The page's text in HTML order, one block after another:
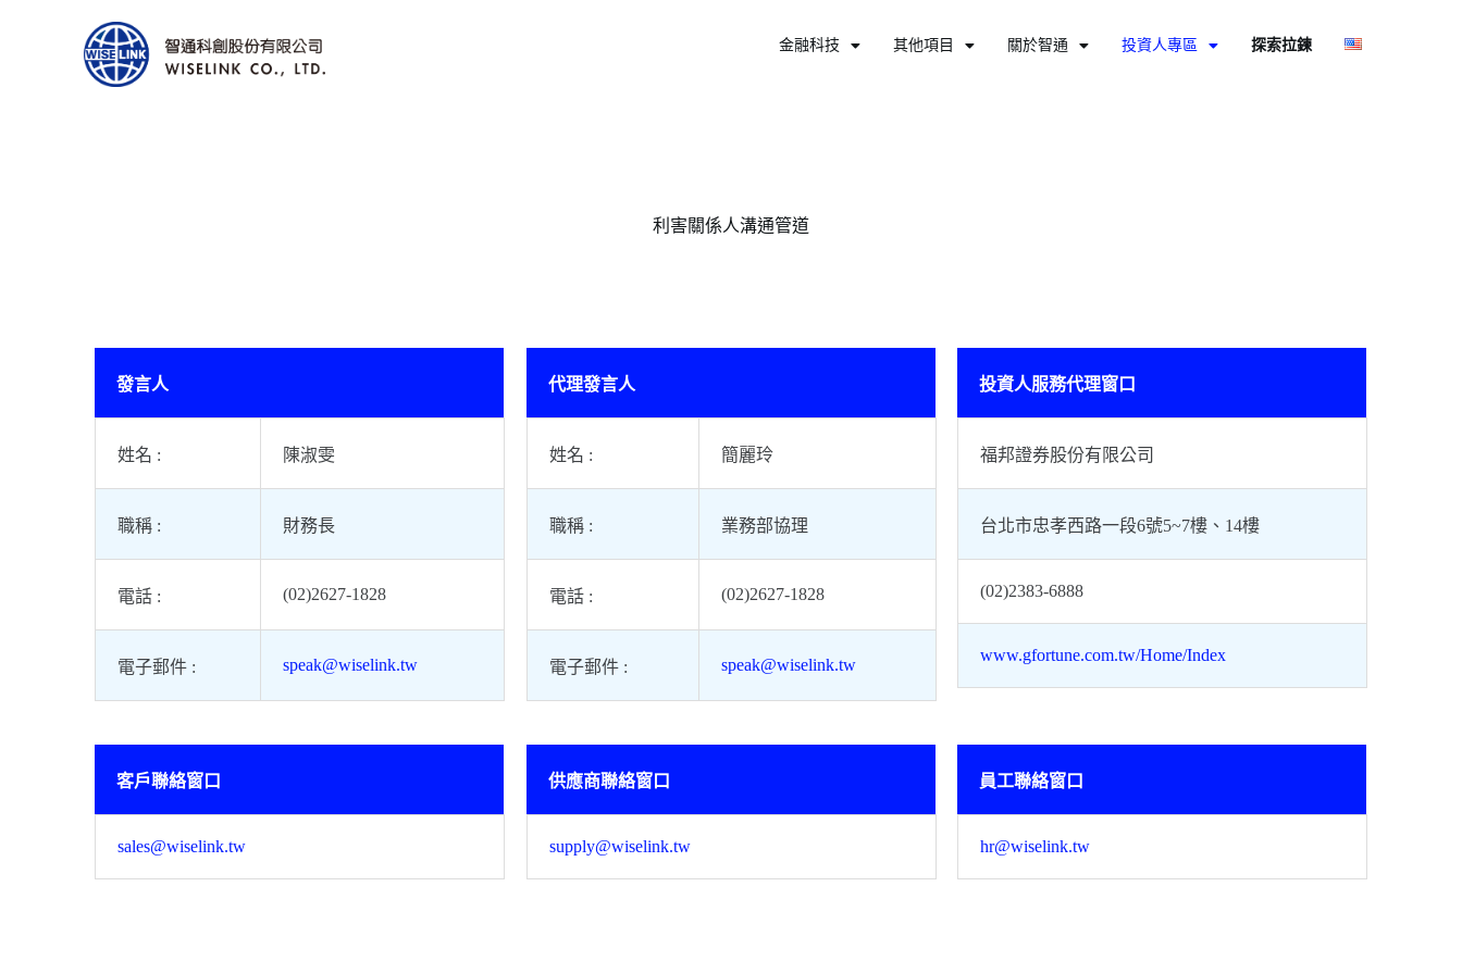
金融科技 其他項目 關於智通 投資人專區 探索拉鍊
利害關係人溝通管道
發言人
姓名 : 陳淑雯
職稱 : 財務長
電話 : (02)2627-1828
電子郵件 : speak@wiselink.tw
代理發言人
姓名 : 簡麗玲
職稱 : 業務部協理
電話 : (02)2627-1828
電子郵件 : speak@wiselink.tw
投資人服務代理窗口
福邦證券股份有限公司
台北市忠孝西路一段6號5~7樓、14樓
(02)2383-6888
www.gfortune.com.tw/Home/Index
客戶聯絡窗口
sales@wiselink.tw
供應商聯絡窗口
supply@wiselink.tw
員工聯絡窗口
hr@wiselink.tw